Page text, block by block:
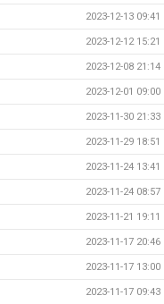
2023-12-13 09:41
2023-12-12 15:21
2023-12-08 21:14
2023-12-01 09:00
2023-11-30 21:33
2023-11-29 18:51
2023-11-24 13:41
2023-11-24 08:57
2023-11-21 19:11
2023-11-17 20:46
2023-11-17 13:00
2023-11-17 09:43